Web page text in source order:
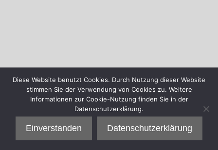
Diese Website benutzt Cookies. Durch Nutzung dieser Website
stimmen Sie der Verwendung von Cookies zu. Weitere
Informationen zur Cookie-Nutzung finden Sie in der
Datenschutzerklärung.
Einverstanden Datenschutzerklärung